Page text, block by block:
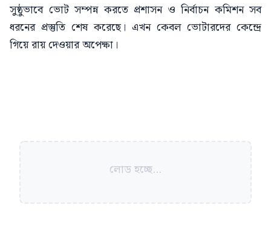
সুষ্ঠুভাবে ভোট সম্পন্ন করতে প্রশাসন ও নির্বাচন কমিশন সব
ধরনের প্রস্তুতি শেষ করেছে। এখন কেবল ভোটারদের কেন্দ্রে
গিয়ে রায় দেওয়ার অপেক্ষা।
লোড হচ্ছে...